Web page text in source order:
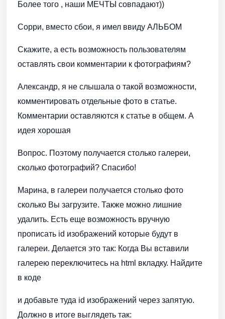
Более того , наши МЕЧТЫ совпадают))
Сорри, вместо сбои, я имел ввиду АЛЬБОМ
Скажите, а есть возможность пользователям
оставлять свои комментарии к фотографиям?
Александр, я не слышала о такой возможности,
комментировать отдельные фото в статье.
Комментарии оставляются к статье в общем. А
идея хорошая
Вопрос. Поэтому получается столько галереи,
сколько фотографий? Спасибо!
Марина, в галереи получается столько фото
сколько Вы загрузите. Также можно лишние
удалить. Есть еще возможность вручную
прописать id изображений которые будут в
галереи. Делается это так: Когда Вы вставили
галерею переключитесь на html вкладку. Найдите
в коде
и добавьте туда id изображений через запятую.
Должно в итоге выглядеть так: